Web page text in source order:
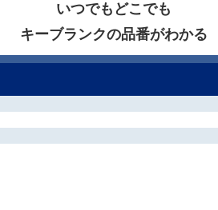
いつでもどこでも
キーブランクの品番がわかる